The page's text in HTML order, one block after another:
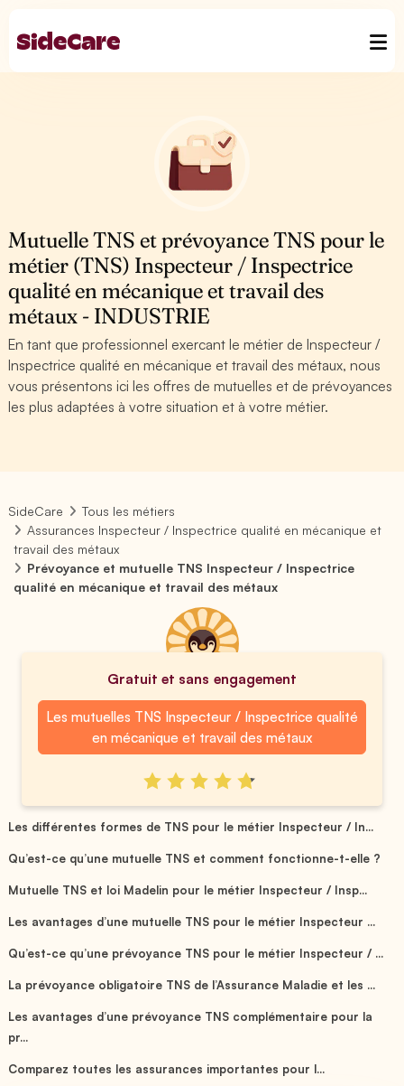
Mutuelle TNS et prévoyance TNS pour le
métier (TNS) Inspecteur / Inspectrice
qualité en mécanique et travail des
métaux - INDUSTRIE
En tant que professionnel exercant le métier de Inspecteur /
Inspectrice qualité en mécanique et travail des métaux, nous
vous présentons ici les offres de mutuelles et de prévoyances
les plus adaptées à votre situation et à votre métier.
SideCare
Tous les métiers
Assurances Inspecteur / Inspectrice qualité en mécanique et
travail des métaux
Prévoyance et mutuelle TNS Inspecteur / Inspectrice
qualité en mécanique et travail des métaux
Gratuit et sans engagement
Les mutuelles TNS Inspecteur / Inspectrice qualité
en mécanique et travail des métaux
Les différentes formes de TNS pour le métier Inspecteur / In...
Qu’est-ce qu’une mutuelle TNS et comment fonctionne-t-elle ?
Mutuelle TNS et loi Madelin pour le métier Inspecteur / Insp...
Les avantages d’une mutuelle TNS pour le métier Inspecteur ...
Qu’est-ce qu’une prévoyance TNS pour le métier Inspecteur / ...
La prévoyance obligatoire TNS de l’Assurance Maladie et les ...
Les avantages d’une prévoyance TNS complémentaire pour la
pr...
Comparez toutes les assurances importantes pour l...